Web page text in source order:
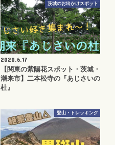
茨城のお出かけスポット
2020.6.17
【関東の紫陽花スポット・茨城・
潮来市】二本松寺の『あじさいの
杜』
登山・トレッキング